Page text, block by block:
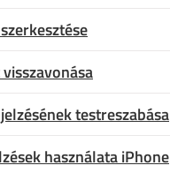
testreszabása
használata iPhone